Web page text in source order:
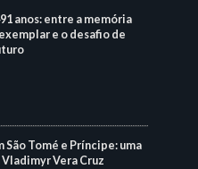
anos: entre a memória
e o desafio de
São Tomé e Príncipe: uma
Vera Cruz